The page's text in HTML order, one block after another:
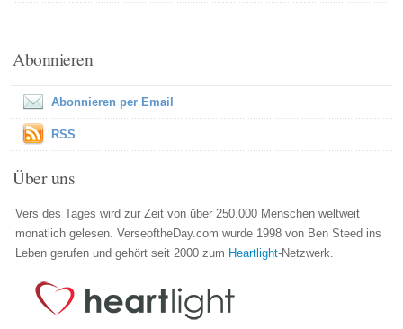
Abonnieren
Abonnieren per Email
RSS
Über uns
Vers des Tages wird zur Zeit von über 250.000 Menschen weltweit
monatlich gelesen. VerseoftheDay.com wurde 1998 von Ben Steed ins
Leben gerufen und gehört seit 2000 zum Heartlight-Netzwerk.